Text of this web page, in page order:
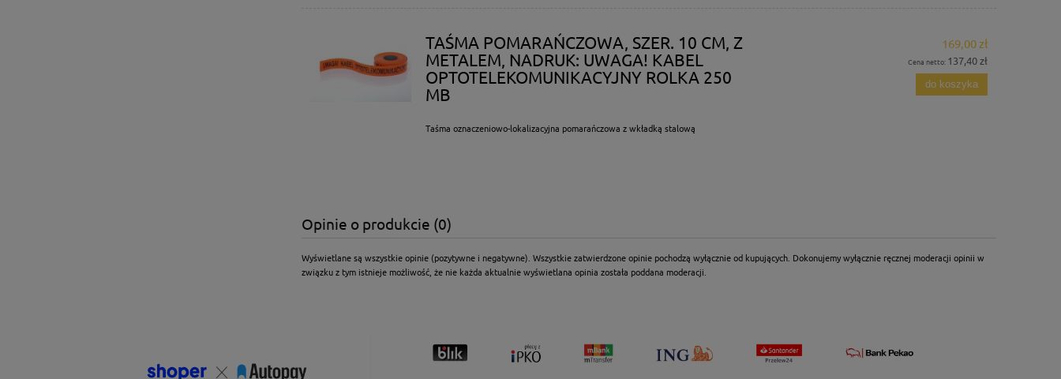
TAŚMA POMARAŃCZOWA, SZER. 10 CM, Z
METALEM, NADRUK: UWAGA! KABEL
OPTOTELEKOMUNIKACYJNY ROLKA 250
MB
Taśma oznaczeniowo-lokalizacyjna pomarańczowa z wkładką stalową
169,00 zł
Cena netto: 137,40 zł
do koszyka
Opinie o produkcie (0)
Wyświetlane są wszystkie opinie (pozytywne i negatywne). Wszystkie zatwierdzone opinie pochodzą wyłącznie od kupujących. Dokonujemy wyłącznie ręcznej moderacji opinii w
związku z tym istnieje możliwość, że nie każda aktualnie wyświetlana opinia została poddana moderacji.